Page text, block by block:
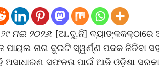
ମଇ ୨୦୨୬: [ଆ.ଦୁ.ନି] ବ୍ୟାଙ୍କକକ୍‌ଠାରେ
ପାୟଲ ନାଗ ଦୁଇଟି ସ୍ୱର୍ଣ୍ଣ ପଦକ ଜିତିବା
ଅସାଧାରଣ ସଫଳତା ପାଇଁ ଆଜି ଓଡ଼ିଶା